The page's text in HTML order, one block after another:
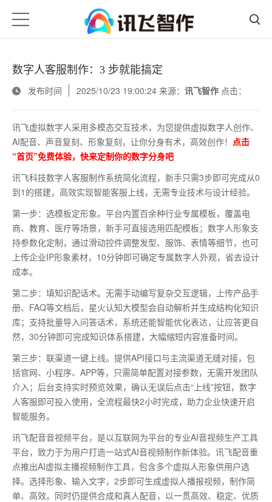
数字人客服制作：3 步就能搞定
发布时间
2025/10/23 19:00:24 来源： 讯飞智作 点击：
讯飞虚拟数字人采用多模态交互技术，为您提供虚拟数字人创作、
AI配音、声音复刻、形象复刻，让你分身有术，高效创作！ 点击
“首页”免费体验，快来定制你的数字分身吧
讯飞科技数字人客服制作系统简化流程，新手只需3步即可完成从0
到1的搭建，高效实现智能客服上线，无需专业技术与设计经验。
第一步：选模板定形象。平台内置百余种行业专属模板，覆盖电
商、教育、医疗等场景，新手可直接选用匹配模板；数字人形象支
持参数化定制，通过滑动控件调整发型、服饰、表情等细节，也可
上传企业IP形象素材，10分钟即可确定专属数字人外观，省去设计
成本。
第二步：填知识配话术。无需手动编写复杂交互逻辑，上传产品手
册、 FAQ等文档后，星火认知大模型会自动解析并生成结构化知识
库；支持批量导入问答话术，系统还能智能优化表达，让应答更自
然，30分钟即可完成知识体系搭建，大幅缩短内容准备时间。
第三步：联渠道一键上线。提供API接口与主流渠道无缝对接，包
括官网、小程序、APP等，只需简单配置对接参数，无需开发团队
介入；后台支持实时预览效果，确认无误后点击“上线”按钮，数字
人客服即可投入使用，全流程最快2小时完成，助力企业快速开启
智能服务。
讯飞配音音视频平台，是以互联网为平台的专业AI音视频生产工具
平台，致力于为用户打造一站式AI音视频制作新体验。讯飞配音重
点推出AI虚拟主播视频制作工具，包含多个虚拟人形象供用户选
择。选择形象、输入文字，2步即可生成虚拟人播报视频，制作简
单、高效。同时仍提供合成和真人配音，以一贯高效、稳定、优质